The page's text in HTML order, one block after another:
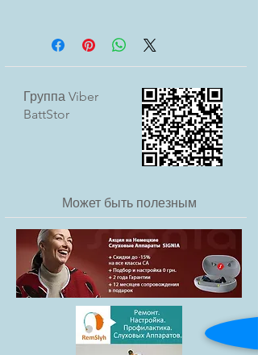
дезинфекции ушных вкладышей
Подойдет:
- для чистки 2х индивидуальных
- или ухода за стандартными
вкладышами
- Используется с таблетками для
мойки (в комплект не входят)
Группа Viber
BattStor
Может быть полезным